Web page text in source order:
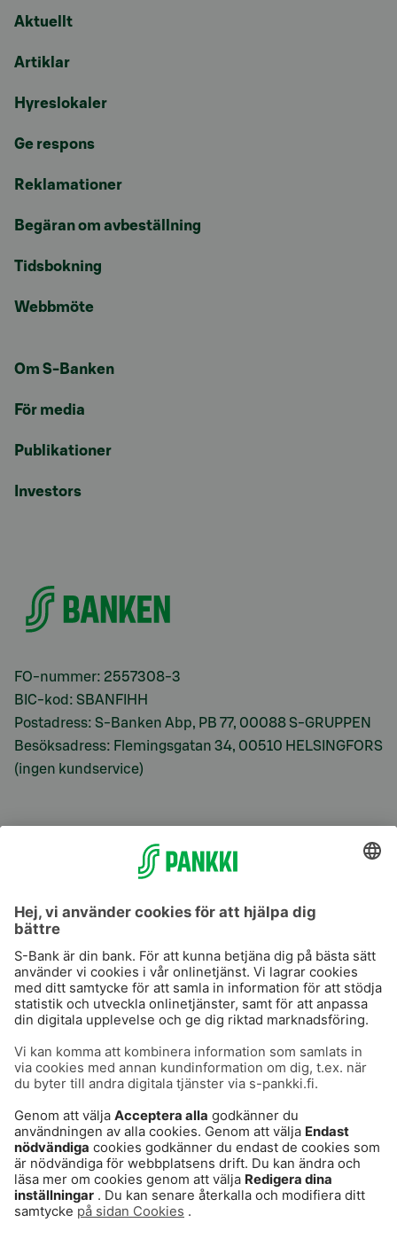
Aktuellt
Artiklar
Hyreslokaler
Ge respons
Reklamationer
Begäran om avbeställning
Tidsbokning
Webbmöte
Om S-Banken
För media
Publikationer
Investors
FO-nummer: 2557308-3
BIC-kod: SBANFIHH
Postadress: S-Banken Abp, PB 77, 00088 S-GRUPPEN
Besöksadress: Flemingsgatan 34, 00510 HELSINGFORS
(ingen kundservice)
S-Prime
Användarvillkor
Dataskydd
Cookies
Tillgänglighetsutlåtande